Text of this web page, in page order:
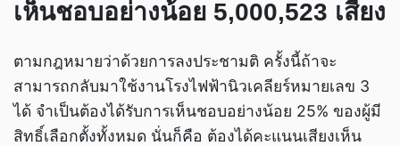
เห็นชอบอย่างน้อย 5,000,523 เสียง
ตามกฎหมายว่าด้วยการลงประชามติ ครั้งนี้ถ้าจะ
สามารถกลับมาใช้งานโรงไฟฟ้านิวเคลียร์หมายเลข 3
ได้ จำเป็นต้องได้รับการเห็นชอบอย่างน้อย 25% ของผู้มี
สิทธิ์เลือกตั้งทั้งหมด นั่นก็คือ ต้องได้คะแนนเสียงเห็น